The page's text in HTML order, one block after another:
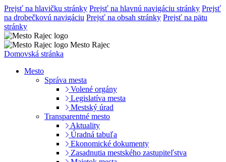
Prejsť na hlavičku stránky Prejsť na hlavnú navigáciu stránky Prejsť
na drobečkovú navigáciu Prejsť na obsah stránky Prejsť na pätu
stránky
Mesto Rajec
Domovská stránka
Mesto
Správa mesta
Volené orgány
Legislatíva mesta
Mestský úrad
Transparentné mesto
Aktuality
Úradná tabuľa
Ekonomické dokumenty
Zasadnutia mestského zastupiteľstva